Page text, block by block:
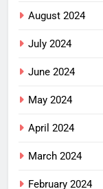
August 2024
July 2024
June 2024
May 2024
April 2024
March 2024
February 2024